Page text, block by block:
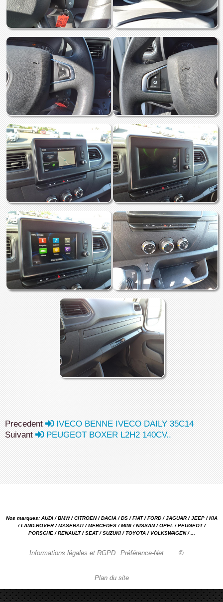
Precedent
IVECO BENNE IVECO DAILY 35C14
Suivant
PEUGEOT BOXER L2H2 140CV..
Nos marques: AUDI / BMW / CITROEN / DACIA / DS / FIAT / FORD / JAGUAR / JEEP / KIA
/ LAND-ROVER / MASERATI / MERCEDES / MINI / NISSAN / OPEL / PEUGEOT /
PORSCHE / RENAULT / SEAT / SUZUKI / TOYOTA / VOLKSWAGEN / ...
Informations légales et RGPD Préférence-Net ©
Plan du site